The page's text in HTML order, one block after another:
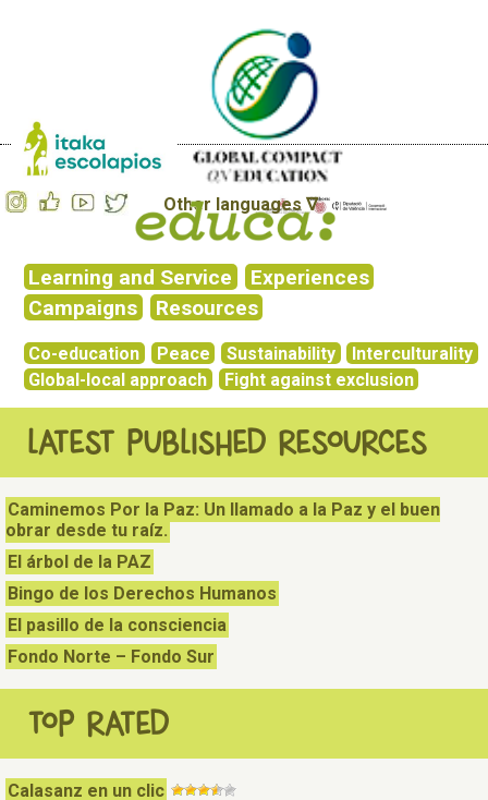
Other languages ∇
Learning and Service
Experiences
Campaigns
Resources
Co-education Peace Sustainability
Interculturality
Global-local approach
Fight against exclusion
LATEST PUBLISHED RESOURCES
Caminemos Por la Paz: Un llamado a la Paz y el buen
obrar desde tu raíz.
El árbol de la PAZ
Bingo de los Derechos Humanos
El pasillo de la consciencia
Fondo Norte – Fondo Sur
TOP RATED
Calasanz en un clic